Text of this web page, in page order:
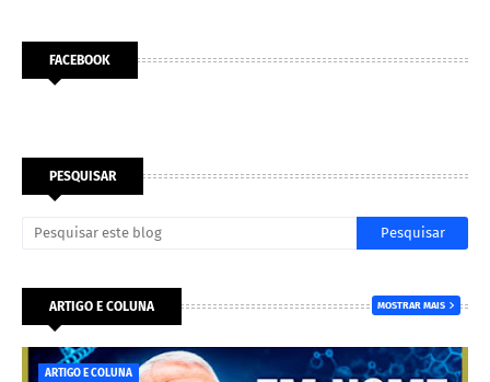
FACEBOOK
PESQUISAR
ARTIGO E COLUNA MOSTRAR MAIS
ARTIGO E COLUNA